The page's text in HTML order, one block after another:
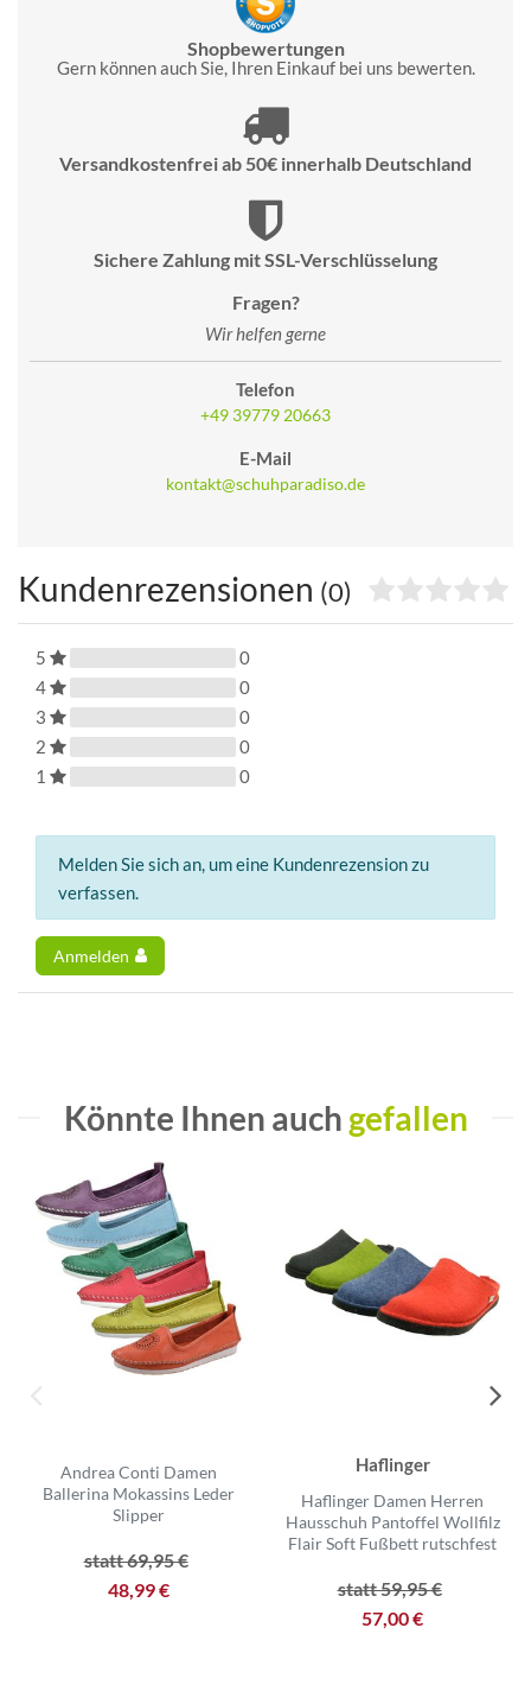
Shopbewertungen
Gern können auch Sie, Ihren Einkauf bei uns bewerten.
Versandkostenfrei ab 50€ innerhalb Deutschland
Sichere Zahlung mit SSL-Verschlüsselung
Fragen?
Wir helfen gerne
Telefon
+49 39779 20663
E-Mail
kontakt@schuhparadiso.de
Kundenrezensionen (0)
5
0
4
0
3
0
2
0
1
0
Melden Sie sich an, um eine Kundenrezension zu
verfassen.
Anmelden
Könnte Ihnen auch gefallen
Andrea Conti Damen
Ballerina Mokassins Leder
Slipper
statt 69,95 €
48,99 €
Haflinger
Haflinger Damen Herren
Hausschuh Pantoffel Wollfilz
Flair Soft Fußbett rutschfest
statt 59,95 €
57,00 €